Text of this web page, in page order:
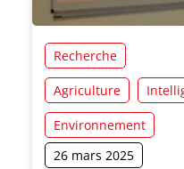
Recherche
Agriculture
Environnement
26 mars 2025